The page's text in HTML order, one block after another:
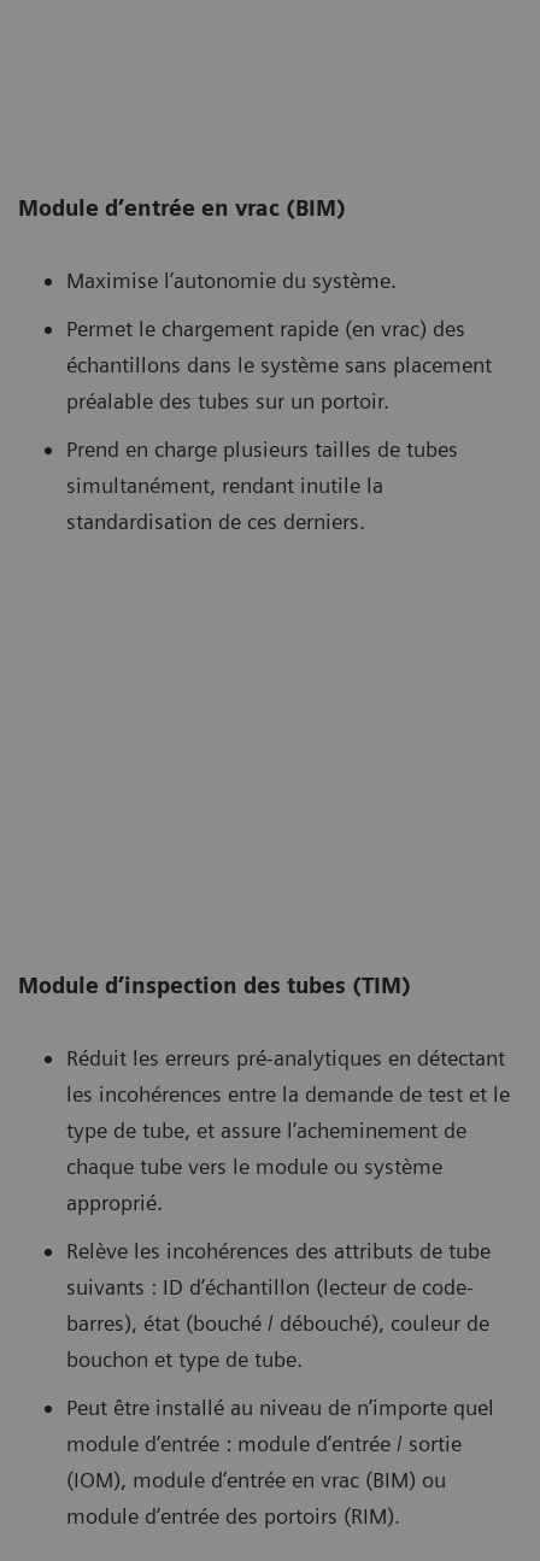
Module d’entrée en vrac (BIM)
Maximise l’autonomie du système.
Permet le chargement rapide (en vrac) des
échantillons dans le système sans placement
préalable des tubes sur un portoir.
Prend en charge plusieurs tailles de tubes
simultanément, rendant inutile la
standardisation de ces derniers.
Module d’inspection des tubes (TIM)
Réduit les erreurs pré-analytiques en détectant
les incohérences entre la demande de test et le
type de tube, et assure l’acheminement de
chaque tube vers le module ou système
approprié.
Relève les incohérences des attributs de tube
suivants : ID d’échantillon (lecteur de code-
barres), état (bouché / débouché), couleur de
bouchon et type de tube.
Peut être installé au niveau de n’importe quel
module d’entrée : module d’entrée / sortie
(IOM), module d’entrée en vrac (BIM) ou
module d’entrée des portoirs (RIM).